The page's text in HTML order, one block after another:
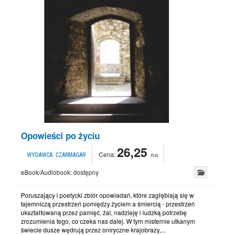
Opowieści po życiu
WYDAWCA: CZARMAGAR Cena:26,25 PLN
eBook/Audiobook:dostępny
Poruszający i poetycki zbiór opowiadań, które zagłębiają się w
tajemniczą przestrzeń pomiędzy życiem a śmiercią - przestrzeń
ukształtowaną przez pamięć, żal, nadzieję i ludzką potrzebę
zrozumienia tego, co czeka nas dalej. W tym misternie utkanym
świecie dusze wędrują przez oniryczne krajobrazy,...